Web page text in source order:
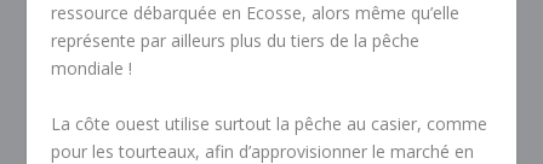
ressource débarquée en Ecosse, alors même qu’elle
représente par ailleurs plus du tiers de la pêche
mondiale !
La côte ouest utilise surtout la pêche au casier, comme
pour les tourteaux, afin d’approvisionner le marché en